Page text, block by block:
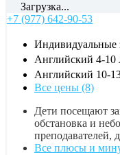
Загрузка...
+7 (977) 642-90-53
Индивидуальные
Английский 4-10
Английский 10-
Все цены (8)
Дети посещают
обстановка и
преподавателей,
Все плюсы и